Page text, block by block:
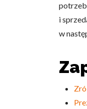
i
w